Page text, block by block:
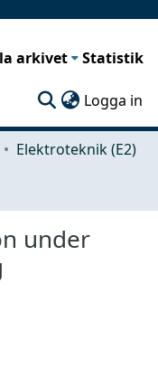
arkivet Statistik
Logga in
Elektroteknik (E2)
under